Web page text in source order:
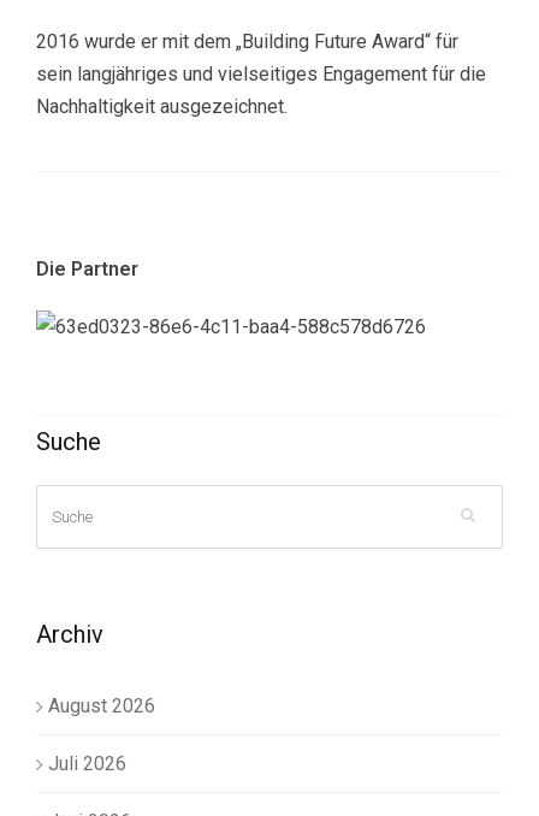
2016 wurde er mit dem „Building Future Award“ für
sein langjähriges und vielseitiges Engagement für die
Nachhaltigkeit ausgezeichnet.
Die Partner
Suche
Archiv
August 2026
Juli 2026